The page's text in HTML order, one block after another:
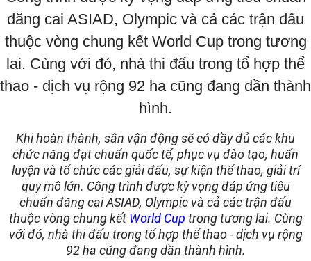
Khi hoàn thành, sân vận động sẽ có đầy đủ các khu
chức năng đạt chuẩn quốc tế, phục vụ đào tạo, huấn
luyện và tổ chức các giải đấu, sự kiện thể thao, giải trí
quy mô lớn. Công trình được kỳ vọng đáp ứng tiêu
chuẩn đăng cai ASIAD, Olympic và cả các trận đấu
thuộc vòng chung kết World Cup trong tương lai. Cùng
với đó, nhà thi đấu trong tổ hợp thể thao - dịch vụ rộng
92 ha cũng đang dần thành hình.